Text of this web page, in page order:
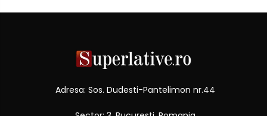
Adresa: Sos. Dudesti-Pantelimon nr.44